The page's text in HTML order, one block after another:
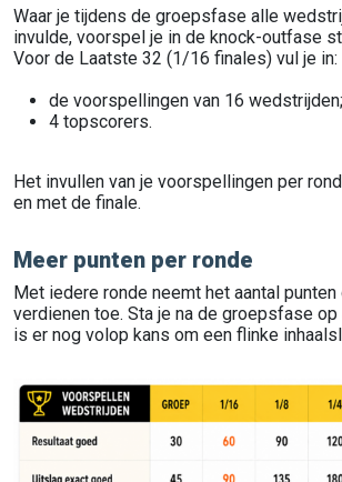
Waar je tijdens de groepsfase alle
invulde, voorspel je in de knock-outfase
Voor de Laatste 32 (1/16 finales) vul je in:
de voorspellingen van 16
4 topscorers.
Het invullen van je voorspellingen per
en met de finale.
Meer punten per ronde
Met iedere ronde neemt het aantal punten
verdienen toe. Sta je na de groepsfase op
is er nog volop kans om een flinke